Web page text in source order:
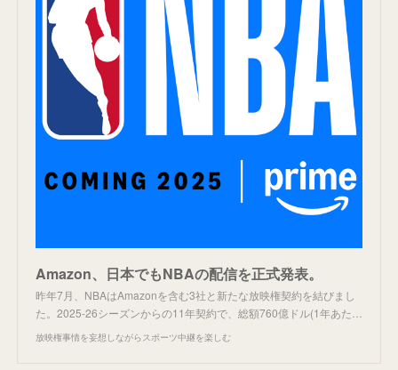
Amazon、日本でもNBAの配信を正式発表。
昨年7月、NBAはAmazonを含む3社と新たな放映権契約を結びまし
た。2025-26シーズンからの11年契約で、総額760億ドル(1年あた…
放映権事情を妄想しながらスポーツ中継を楽しむ